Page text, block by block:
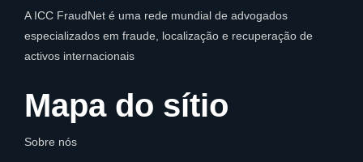
A ICC FraudNet é uma rede mundial de advogados
especializados em fraude, localização e recuperação de
activos internacionais
Mapa do sítio
Sobre nós